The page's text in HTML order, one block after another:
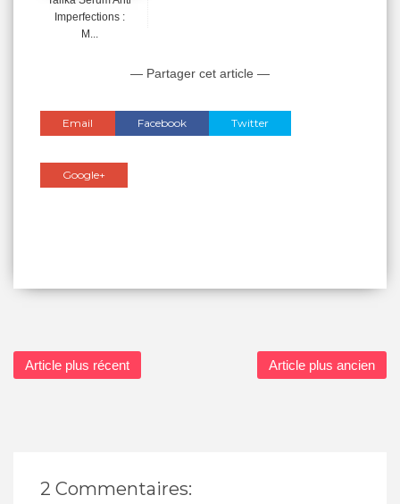
Imperfections :
M...
— Partager cet article —
Email Facebook Twitter
Google+
Article plus récent Article plus ancien
2 Commentaires: